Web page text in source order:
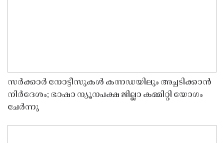
സർക്കാർ നോട്ടീസുകൾ കന്നഡയിലും അച്ചടിക്കാൻ
നിർദേശം; ഭാഷാ ന്യൂനപക്ഷ ജില്ലാ കമ്മിറ്റി യോഗം
ചേർന്നു